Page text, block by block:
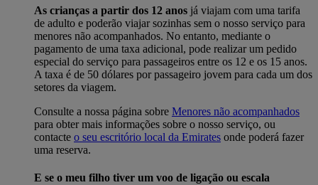
As crianças a partir dos 12 anos já viajam com uma tarifa
de adulto e poderão viajar sozinhas sem o nosso serviço para
menores não acompanhados. No entanto, mediante o
pagamento de uma taxa adicional, pode realizar um pedido
especial do serviço para passageiros entre os 12 e os 15 anos.
A taxa é de 50 dólares por passageiro jovem para cada um dos
setores da viagem.
Consulte a nossa página sobre Menores não acompanhados
para obter mais informações sobre o nosso serviço, ou
contacte o seu escritório local da Emirates onde poderá fazer
uma reserva.
E se o meu filho tiver um voo de ligação ou escala